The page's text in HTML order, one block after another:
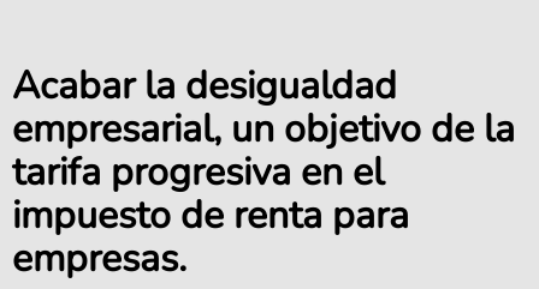
Acabar la desigualdad
empresarial, un objetivo de la
tarifa progresiva en el
impuesto de renta para
empresas.